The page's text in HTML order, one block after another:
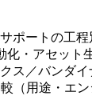
ポートの工
化・アセット
ス／バンダ
（用途・エ